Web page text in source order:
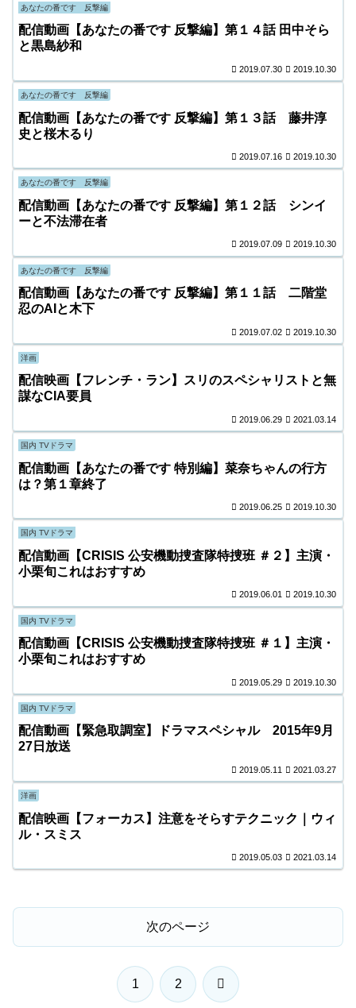
あなたの番です 反撃編
配信動画【あなたの番です 反撃編】第１４話 田中そら
と黒島紗和
2019.07.30 2019.10.30
あなたの番です 反撃編
配信動画【あなたの番です 反撃編】第１３話 藤井淳
史と桜木るり
2019.07.16 2019.10.30
あなたの番です 反撃編
配信動画【あなたの番です 反撃編】第１２話 シンイ
ーと不法滞在者
2019.07.09 2019.10.30
あなたの番です 反撃編
配信動画【あなたの番です 反撃編】第１１話 二階堂
忍のAIと木下
2019.07.02 2019.10.30
洋画
配信映画【フレンチ・ラン】スリのスペシャリストと無
謀なCIA要員
2019.06.29 2021.03.14
国内 TVドラマ
配信動画【あなたの番です 特別編】菜奈ちゃんの行方
は？第１章終了
2019.06.25 2019.10.30
国内 TVドラマ
配信動画【CRISIS 公安機動捜査隊特捜班 ＃２】主演・
小栗旬これはおすすめ
2019.06.01 2019.10.30
国内 TVドラマ
配信動画【CRISIS 公安機動捜査隊特捜班 ＃１】主演・
小栗旬これはおすすめ
2019.05.29 2019.10.30
国内 TVドラマ
配信動画【緊急取調室】ドラマスペシャル 2015年9月
27日放送
2019.05.11 2021.03.27
洋画
配信映画【フォーカス】注意をそらすテクニック｜ウィ
ル・スミス
2019.05.03 2021.03.14
次のページ
1 2 次